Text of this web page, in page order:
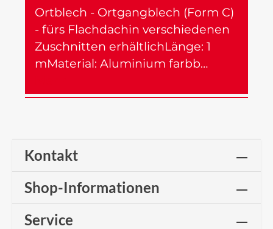
Ortblech - Ortgangblech (Form C)
- fürs Flachdachin verschiedenen
Zuschnitten erhältlichLänge: 1
mMaterial: Aluminium farbb…
Kontakt
Shop-Informationen
Service